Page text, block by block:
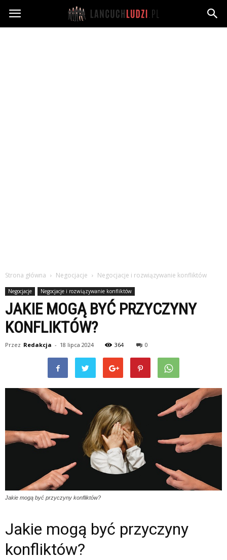
Lancuchludzi.pl
Strona główna Negocjacje Negocjacje i rozwiązywanie konfliktów
Negocjacje Negocjacje i rozwiązywanie konfliktów
JAKIE MOGĄ BYĆ PRZYCZYNY
KONFLIKTÓW?
Przez Redakcja - 18 lipca 2024 364 0
Jakie mogą być przyczyny konfliktów?
Jakie mogą być przyczyny
konfliktów?